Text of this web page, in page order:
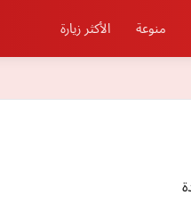
منوعة الأكثر زيارة